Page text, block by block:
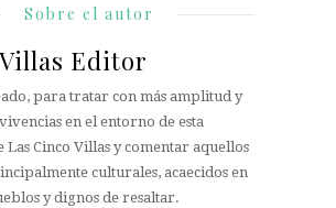
Sobre el autor
Editor
para tratar con más amplitud y
en el entorno de esta
Las Cinco Villas y comentar aquellos
culturales, acaecidos en
y dignos de resaltar.